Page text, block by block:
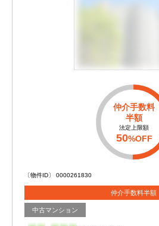
仲介手数料
半額
法定上限額
50%OFF
〔物件ID〕 0000261830
仲介手数料半額
中古マンション